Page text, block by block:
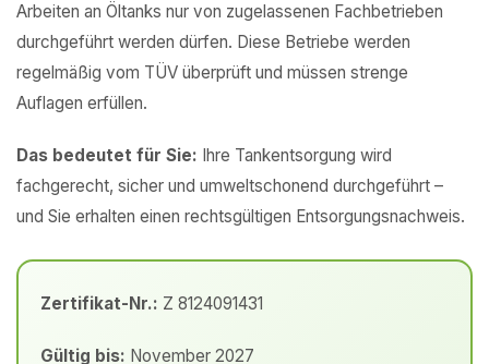
Arbeiten an Öltanks nur von zugelassenen Fachbetrieben
durchgeführt werden dürfen. Diese Betriebe werden
regelmäßig vom TÜV überprüft und müssen strenge
Auflagen erfüllen.
Das bedeutet für Sie: Ihre Tankentsorgung wird
fachgerecht, sicher und umweltschonend durchgeführt –
und Sie erhalten einen rechtsgültigen Entsorgungsnachweis.
Zertifikat-Nr.: Z 8124091431
Gültig bis: November 2027